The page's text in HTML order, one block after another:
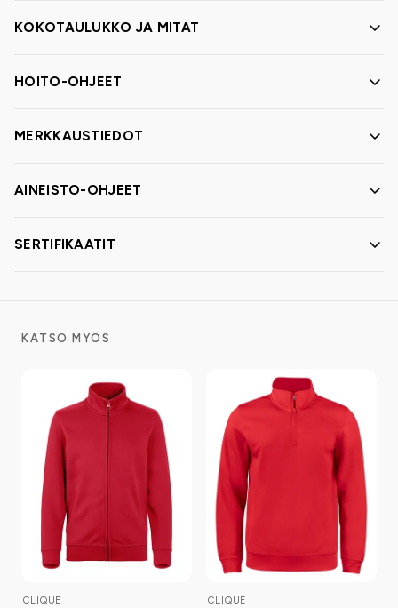
KOKOTAULUKKO JA MITAT
HOITO-OHJEET
MERKKAUSTIEDOT
AINEISTO-OHJEET
SERTIFIKAATIT
KATSO MYÖS
CLIQUE CLIQUE